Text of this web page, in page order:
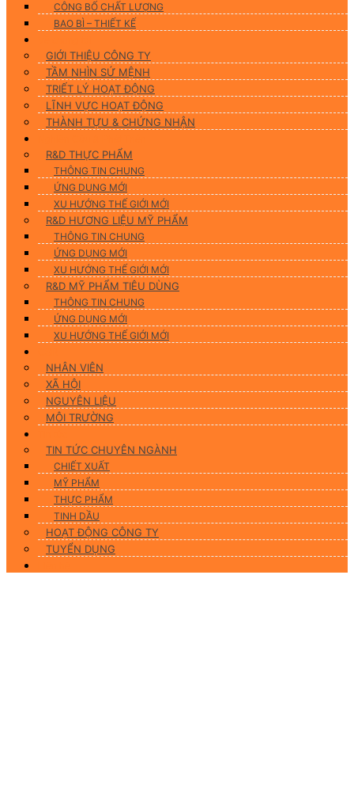
CÔNG BỐ CHẤT LƯỢNG
BAO BÌ – THIẾT KẾ
GIỚI THIỆU CÔNG TY
TẦM NHÌN SỨ MỆNH
TRIẾT LÝ HOẠT ĐỘNG
LĨNH VỰC HOẠT ĐỘNG
THÀNH TỰU & CHỨNG NHẬN
R&D THỰC PHẨM
THÔNG TIN CHUNG
ỨNG DUNG MỚI
XU HƯỚNG THẾ GIỚI MỚI
R&D HƯƠNG LIỆU MỸ PHẨM
THÔNG TIN CHUNG
ỨNG DỤNG MỚI
XU HƯỚNG THẾ GIỚI MỚI
R&D MỸ PHẨM TIÊU DÙNG
THÔNG TIN CHUNG
ỨNG DỤNG MỚI
XU HƯỚNG THẾ GIỚI MỚI
NHÂN VIÊN
XÃ HỘI
NGUYÊN LIỆU
MÔI TRƯỜNG
TIN TỨC CHUYÊN NGÀNH
CHIẾT XUẤT
MỸ PHẨM
THỰC PHẨM
TINH DẦU
HOẠT ĐỘNG CÔNG TY
TUYỂN DỤNG